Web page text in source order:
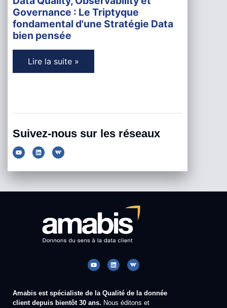
Governance : Le Triptyque
fondamental d'une Stratégie Data
bien pensée
Lire la suite »
Suivez-nous sur les réseaux
Amabis est spécialiste de la Qualité de la donnée
client depuis bientôt 30 ans. Nous éditons et